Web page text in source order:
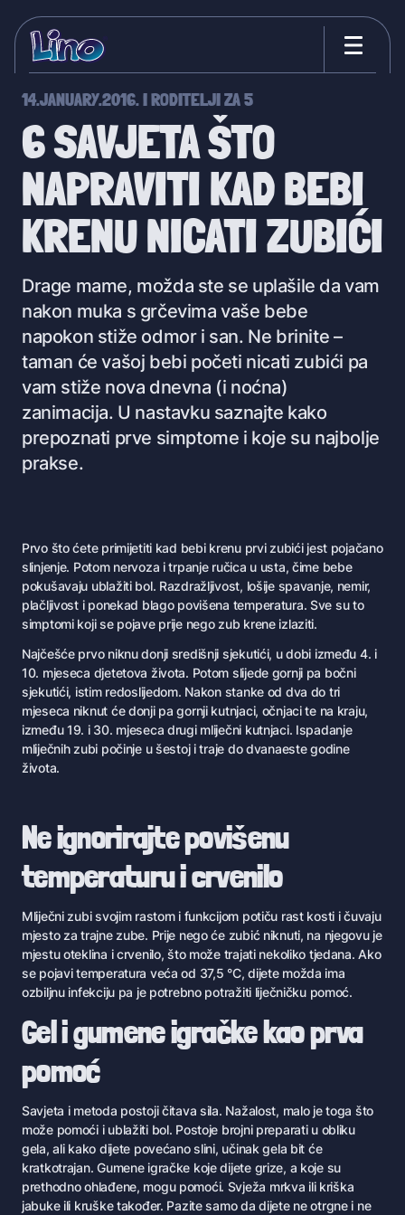
14.JANUARY.2016.IRODITELJI ZA 5
6 SAVJETA ŠTO
NAPRAVITI KAD BEBI
KRENU NICATI ZUBIĆI
Drage mame, možda ste se uplašile da vam
nakon muka s grčevima vaše bebe
napokon stiže odmor i san. Ne brinite –
taman će vašoj bebi početi nicati zubići pa
vam stiže nova dnevna (i noćna)
zanimacija. U nastavku saznajte kako
prepoznati prve simptome i koje su najbolje
prakse.
Prvo što ćete primijetiti kad bebi krenu prvi zubići jest pojačano
slinjenje. Potom nervoza i trpanje ručica u usta, čime bebe
pokušavaju ublažiti bol. Razdražljivost, lošije spavanje, nemir,
plačljivost i ponekad blago povišena temperatura. Sve su to
simptomi koji se pojave prije nego zub krene izlaziti.
Najčešće prvo niknu donji središnji sjekutići, u dobi između 4. i
10. mjeseca djetetova života. Potom slijede gornji pa bočni
sjekutići, istim redoslijedom. Nakon stanke od dva do tri
mjeseca niknut će donji pa gornji kutnjaci, očnjaci te na kraju,
između 19. i 30. mjeseca drugi mliječni kutnjaci. Ispadanje
mliječnih zubi počinje u šestoj i traje do dvanaeste godine
života.
Ne ignorirajte povišenu
temperaturu i crvenilo
Mliječni zubi svojim rastom i funkcijom potiču rast kosti i čuvaju
mjesto za trajne zube. Prije nego će zubić niknuti, na njegovu je
mjestu oteklina i crvenilo, što može trajati nekoliko tjedana. Ako
se pojavi temperatura veća od 37,5 °C, dijete možda ima
ozbiljnu infekciju pa je potrebno potražiti liječničku pomoć.
Gel i gumene igračke kao prva
pomoć
Savjeta i metoda postoji čitava sila. Nažalost, malo je toga što
može pomoći i ublažiti bol. Postoje brojni preparati u obliku
gela, ali kako dijete povećano slini, učinak gela bit će
kratkotrajan. Gumene igračke koje dijete grize, a koje su
prethodno ohlađene, mogu pomoći. Svježa mrkva ili kriška
jabuke ili kruške također. Pazite samo da dijete ne otrgne i ne